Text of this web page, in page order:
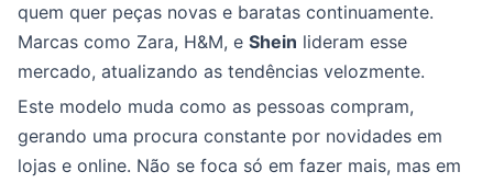
quem quer peças novas e baratas continuamente.
Marcas como Zara, H&M, e Shein lideram esse
mercado, atualizando as tendências velozmente.
Este modelo muda como as pessoas compram,
gerando uma procura constante por novidades em
lojas e online. Não se foca só em fazer mais, mas em